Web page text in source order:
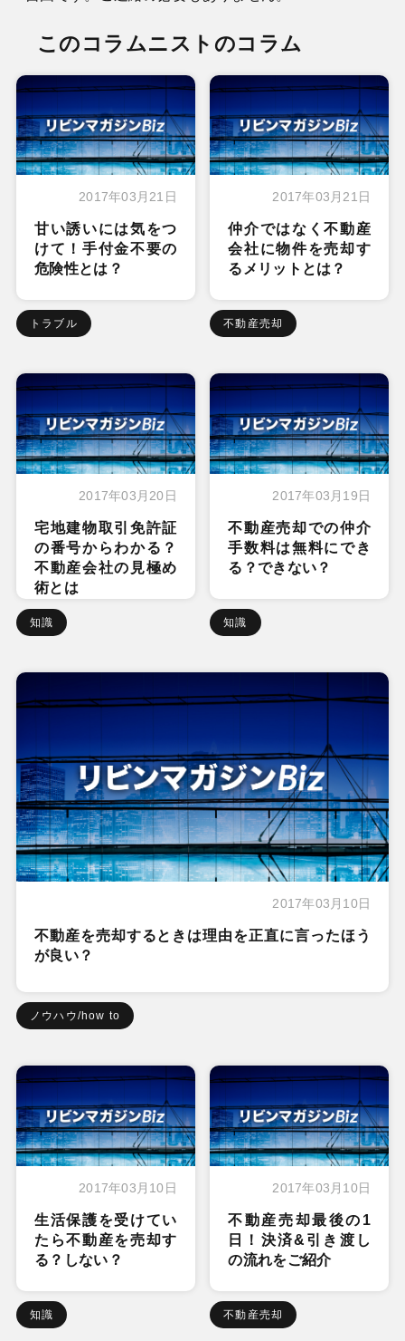
このコラムニストのコラム
2017年03月21日
甘い誘いには気をつ
けて！手付金不要の
危険性とは？
トラブル
2017年03月21日
仲介ではなく不動産
会社に物件を売却す
るメリットとは？
不動産売却
2017年03月20日
宅地建物取引免許証
の番号からわかる？
不動産会社の見極め
術とは
知識
2017年03月19日
不動産売却での仲介
手数料は無料にでき
る？できない？
知識
2017年03月10日
不動産を売却するときは理由を正直に言ったほう
が良い？
ノウハウ/how to
2017年03月10日
生活保護を受けてい
たら不動産を売却す
る？しない？
知識
2017年03月10日
不動産売却最後の1
日！決済&引き渡し
の流れをご紹介
不動産売却